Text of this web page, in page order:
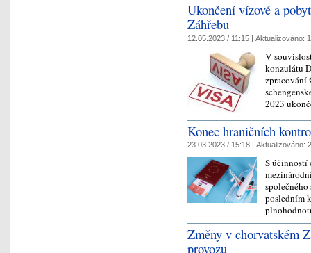
Ukončení vízové a
Záhřebu
12.05.2023 / 11:15 | Aktualizováno:
V
konzulátu
zpracování
2023
Konec hraničních
23.03.2023 / 15:18 | Aktualizováno:
S účinností
posledním
Změny v chorvatském
provozu